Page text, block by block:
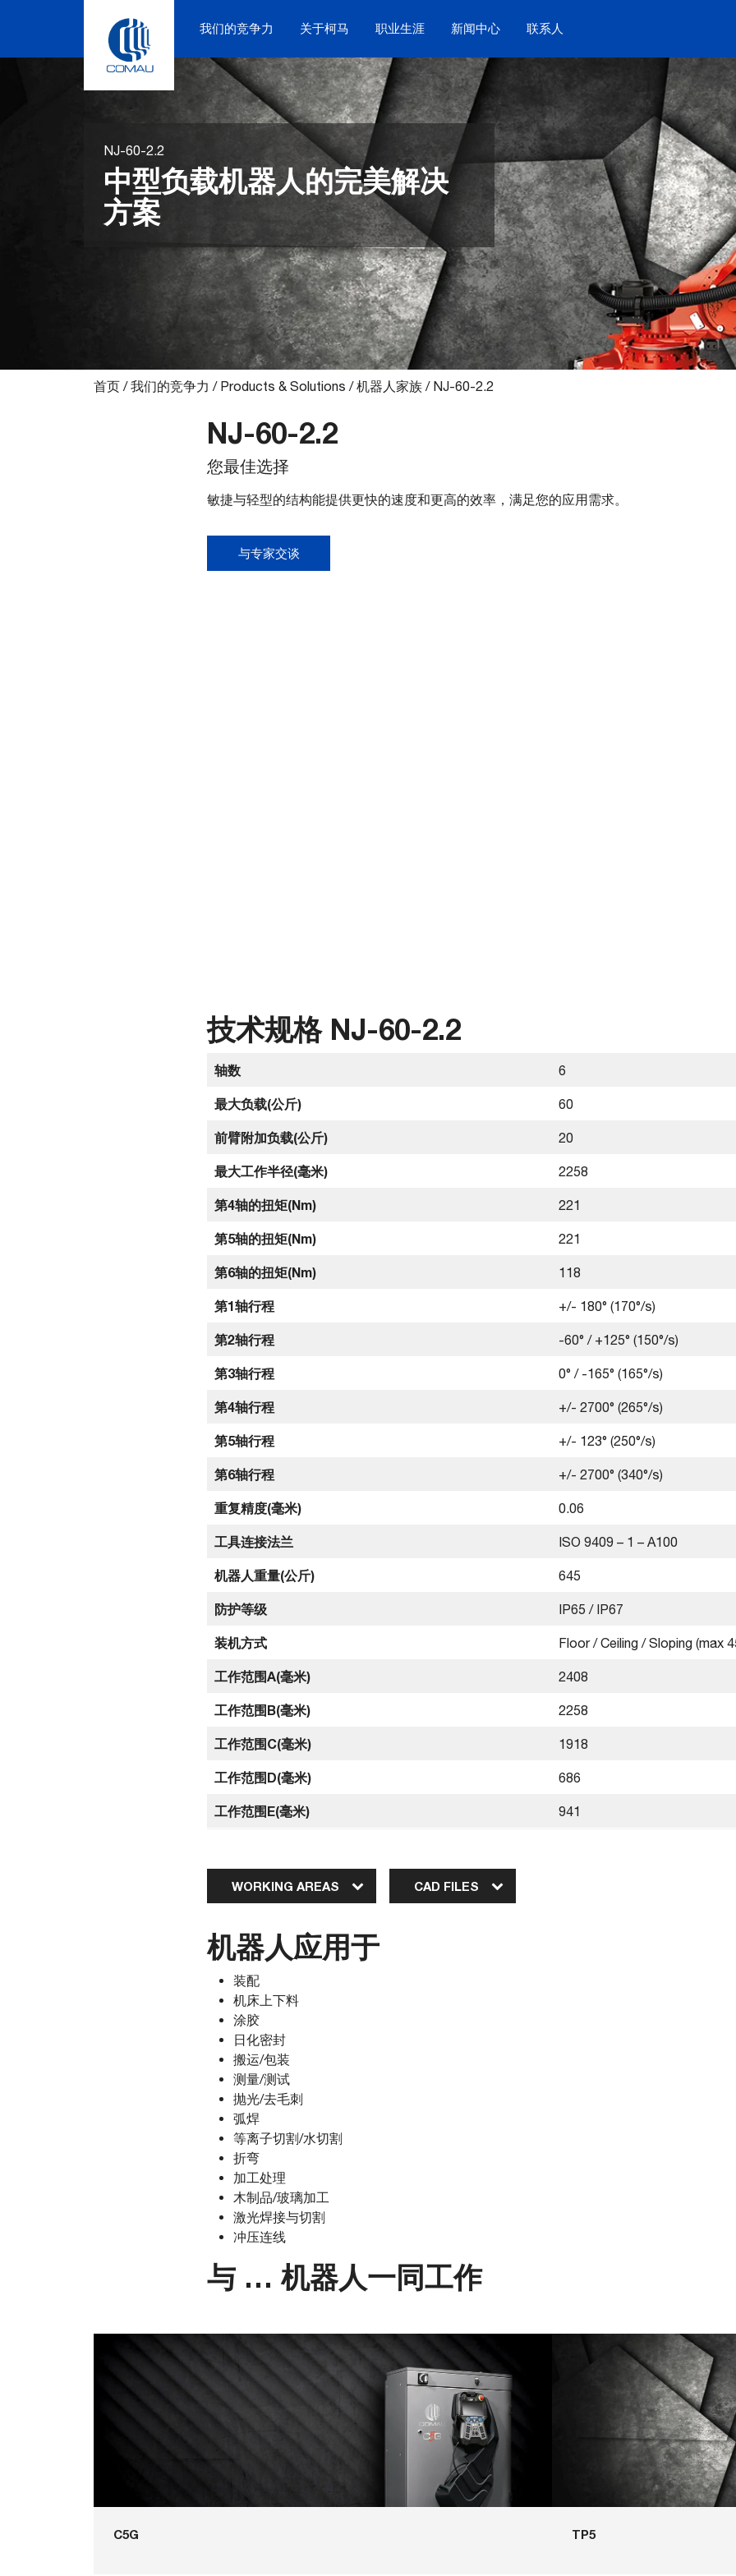
我们的竞争力 关于柯马 职业生涯 新闻中心 联系人
NJ-60-2.2
中型负载机器人的完美解决
方案
首页 /我们的竞争力 / Products & Solutions /机器人家族 / NJ-60-2.2
NJ-60-2.2
您最佳选择
敏捷与轻型的结构能提供更快的速度和更高的效率，满足您的应用需求。
与专家交谈
技术规格 NJ-60-2.2
轴数 6
最大负载(公斤) 60
前臂附加负载(公斤) 20
最大工作半径(毫米) 2258
第4轴的扭矩(Nm) 221
第5轴的扭矩(Nm) 221
第6轴的扭矩(Nm) 118
第1轴行程 +/- 180° (170°/s)
第2轴行程 -60° / +125° (150°/s)
第3轴行程 0° / -165° (165°/s)
第4轴行程 +/- 2700° (265°/s)
第5轴行程 +/- 123° (250°/s)
第6轴行程 +/- 2700° (340°/s)
重复精度(毫米) 0.06
工具连接法兰 ISO 9409 – 1 – A100
机器人重量(公斤) 645
防护等级 IP65 / IP67
装机方式 Floor / Ceiling / Sloping (max
工作范围A(毫米) 2408
工作范围B(毫米) 2258
工作范围C(毫米) 1918
工作范围D(毫米) 686
工作范围E(毫米) 941
WORKING AREAS CAD FILES
机器人应用于
装配
机床上下料
涂胶
日化密封
搬运/包装
测量/测试
抛光/去毛刺
弧焊
等离子切割/水切割
折弯
加工处理
木制品/玻璃加工
激光焊接与切割
冲压连线
与 … 机器人一同工作
C5G TP5